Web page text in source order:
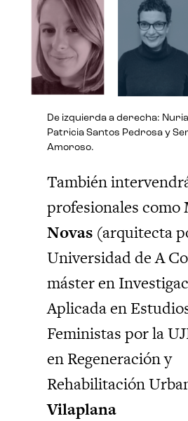
De izquierda a derecha:
Patricia Santos Pedrosa y
Amoroso.
También
profesionales como
Novas (arquitecta
Universidad de A
máster en
Aplicada en
Feministas por la
en Regeneración y
Rehabilitación
Vilaplana